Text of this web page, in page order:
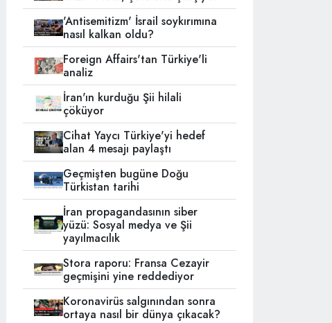
'Antisemitizm' İsrail soykırımına
nasıl kalkan oldu?
Foreign Affairs'tan Türkiye'li
analiz
İran'ın kurduğu Şii hilali
çöküyor
Cihat Yaycı Türkiye'yi hedef
alan 4 mesajı paylaştı
Geçmişten bugüne Doğu
Türkistan tarihi
İran propagandasının siber
yüzü: Sosyal medya ve Şii
yayılmacılık
Stora raporu: Fransa Cezayir
geçmişini yine reddediyor
Koronavirüs salgınından sonra
ortaya nasıl bir dünya çıkacak?